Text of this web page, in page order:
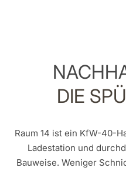
DIE
Raum 14 ist ein KfW-40-
Ladestation und
Bauweise. Weniger